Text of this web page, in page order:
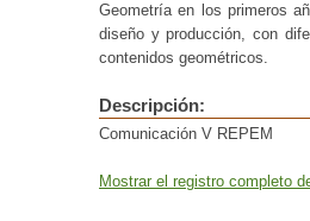
Geometría en los primeros
diseño y producción, con
contenidos geométricos.
Descripción:
Comunicación V REPEM
Mostrar el registro completo